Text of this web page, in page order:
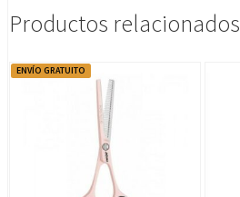
cantidad
Productos relacionados
ENVÍO GRATUITO